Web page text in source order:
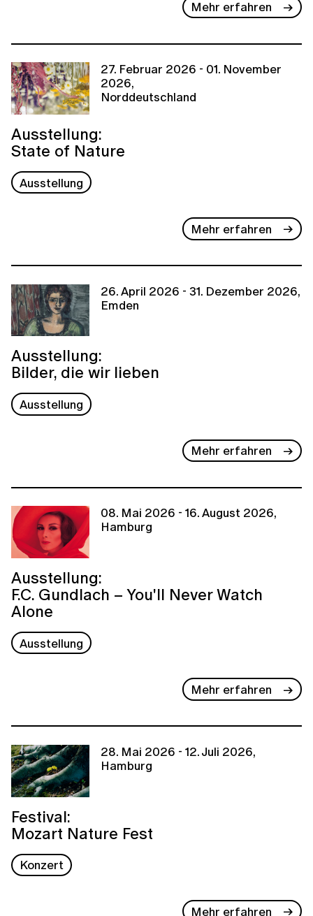
Mehr erfahren
27. Februar 2026 - 01. November
2026,
Norddeutschland
Ausstellung:
State of Nature
Ausstellung
Mehr erfahren
26. April 2026 - 31. Dezember 2026,
Emden
Ausstellung:
Bilder, die wir lieben
Ausstellung
Mehr erfahren
08. Mai 2026 - 16. August 2026,
Hamburg
Ausstellung:
F.C. Gundlach – You'll Never Watch
Alone
Ausstellung
Mehr erfahren
28. Mai 2026 - 12. Juli 2026,
Hamburg
Festival:
Mozart Nature Fest
Konzert
Mehr erfahren